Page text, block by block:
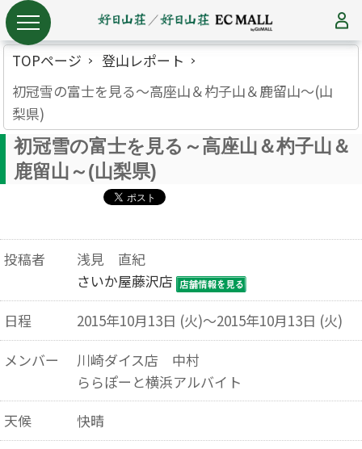
TOPページ
登山レポート
初冠雪の富士を見る～高座山＆杓子山＆鹿留山～(山
梨県)
初冠雪の富士を見る～高座山＆杓子山＆
鹿留山～(山梨県)
投稿者
浅見 直紀
さいか屋藤沢店
日程
2015年10月13日 (火)～2015年10月13日 (火)
メンバー
川崎ダイス店 中村
ららぽーと横浜アルバイト
天候
快晴